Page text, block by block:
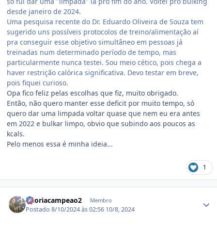
desde janeiro de 2024.
Uma pesquisa recente do Dr. Eduardo Oliveira de Souza tem
sugerido uns possíveis protocolos de treino/alimentação aí
pra conseguir esse objetivo simultâneo em pessoas já
treinadas num determinado período de tempo, mas
particularmente nunca testei. Sou meio cético, pois chega a
haver restrição calórica significativa. Devo testar em breve,
pois fiquei curioso.
Opa fico feliz pelas escolhas que fiz, muito obrigado.
Então, não quero manter esse deficit por muito tempo, só
quero dar uma limpada voltar quase que nem eu era antes
em 2022 e bulkar limpo, obvio que subindo aos poucos as
kcals.
Pelo menos essa é minha ideia...
1
vitoriacampeao2 Membro
Postado8/10/2024 às 02:56 10/8, 2024